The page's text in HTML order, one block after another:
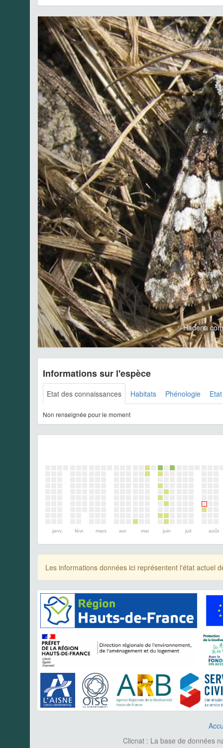
Hadena
Informations sur l'espèce
Etat des connaissances Habitats Phénologie
Non renseignée pour le moment
janv. févr. mars avr. mai juin juil. août
Les informations données ici représentent l'état actuel
Clicnat : La base de données